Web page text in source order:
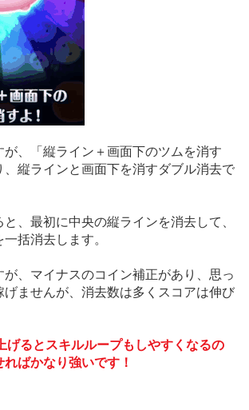
が、「縦ライン＋画面下のツムを消す
、縦ラインと画面下を消すダブル消去で
、最初に中央の縦ラインを消去して、
括消去します。
が、マイナスのコイン補正があり、思っ
げませんが、消去数は多くスコアは伸び
げるとスキルループもしやすくなるの
ばかなり強いです！